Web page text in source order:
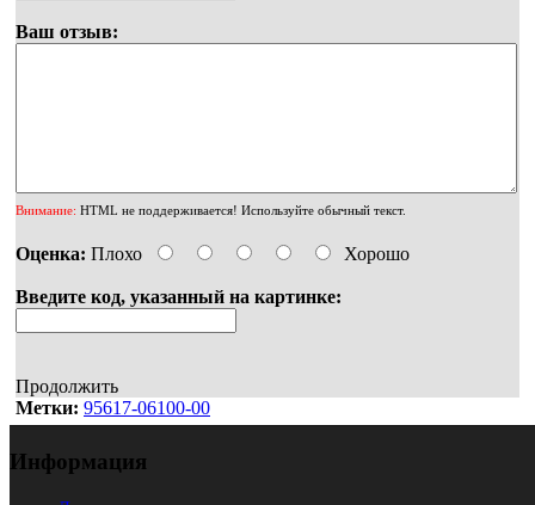
Ваш отзыв:
Внимание: HTML не поддерживается! Используйте обычный текст.
Оценка: Плохо Хорошо
Введите код, указанный на картинке:
Продолжить
Метки: 95617-06100-00
Информация